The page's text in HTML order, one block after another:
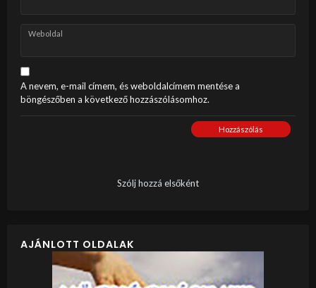
Weboldal
A nevem, e-mail címem, és weboldalcímem mentése a
böngészőben a következő hozzászólásomhoz.
Hozzászólás
Szólj hozzá elsőként
AJÁNLOTT OLDALAK